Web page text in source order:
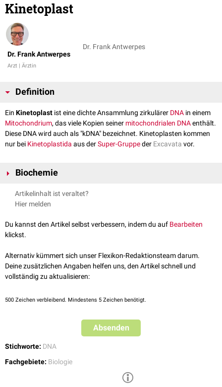
Kinetoplast
Dr. Frank Antwerpes
Arzt | Ärztin
Dr. Frank Antwerpes
Definition
Ein Kinetoplast ist eine dichte Ansammlung zirkulärer DNA in einem
Mitochondrium, das viele Kopien seiner mitochondrialen DNAenthält.
Diese DNA wird auch als "kDNA" bezeichnet. Kinetoplasten kommen
nur bei Kinetoplastida aus derSuper-Gruppeder Excavata vor.
Biochemie
Der Kinetoplast weist zwei Formen zirkulärer DNA auf, Maxiringe und
kommen in der Regel nur einige Dutzend von ihnen vor. Weitaus häufiger
sind die Miniringe, von denen meist mehrere Tausend vorliegen. Sie sind
des Mitochondrien in verschlüsselter Form. Die Miniringe produzieren
Guide-RNA(gRNA), welche die verschlüsselte DNA-Information der
Maxiringe lesbar macht - typischerweise durch
ein flaches molekulares "Kettenhemd" bilden.
Artikelinhalt ist veraltet?
Hier melden
Du kannst den Artikel selbst verbessern, indem du auf Bearbeiten
klickst.
Alternativ kümmert sich unser Flexikon-Redaktionsteam darum.
Deine zusätzlichen Angaben helfen uns, den Artikel schnell und
vollständig zu aktualisieren:
500 Zeichen verbleibend. Mindestens 5 Zeichen benötigt.
Absenden
Stichworte: DNA
Fachgebiete: Biologie